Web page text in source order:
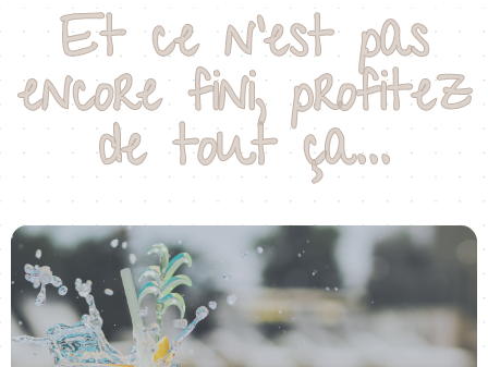
Et ce n'est pas
encore fini, profitez
de tout ça...